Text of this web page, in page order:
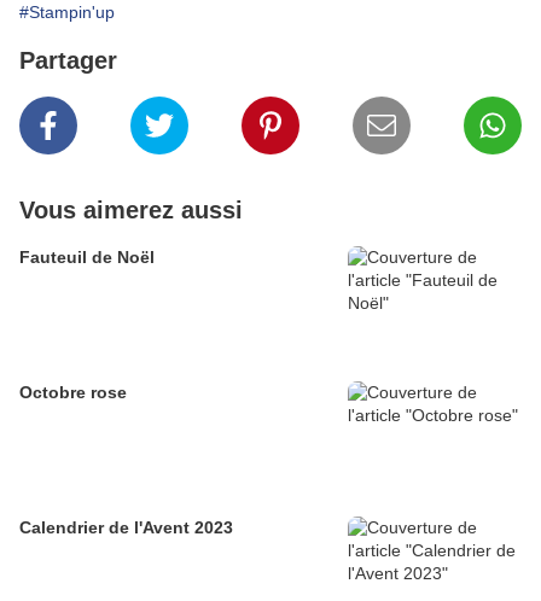
#Stampin'up
Partager
Vous aimerez aussi
Fauteuil de Noël
Octobre rose
Calendrier de l'Avent 2023